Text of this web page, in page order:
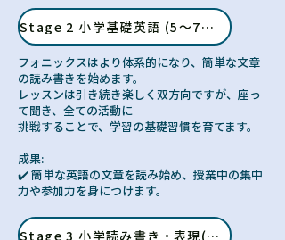
Stage 2 小学基礎英語 (5～7歳）
フォニックスはより体系的になり、簡単な文章
の読み書きを始めます。
レッスンは引き続き楽しく双方向ですが、座っ
て聞き、全ての活動に
挑戦することで、学習の基礎習慣を育てます。
成果:
✔️ 簡単な英語の文章を読み始め、授業中の集中
力や参加力を身につけます。
Stage 3 小学読み書き・表現(8～12歳）